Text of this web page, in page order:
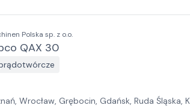
Polska sp. z o.o.
QAX 30
Wrocław, Grębocin, Gdańsk, Ruda Śląska,